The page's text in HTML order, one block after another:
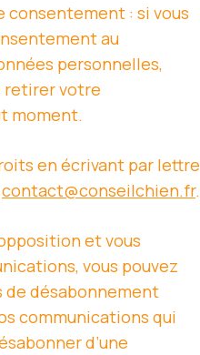
: si vous
au
personnelles,
retirer votre
moment.
en écrivant par lettre
contact@conseilchien.fr.
et vous
vous pouvez
désabonnement
communications qui
d’une